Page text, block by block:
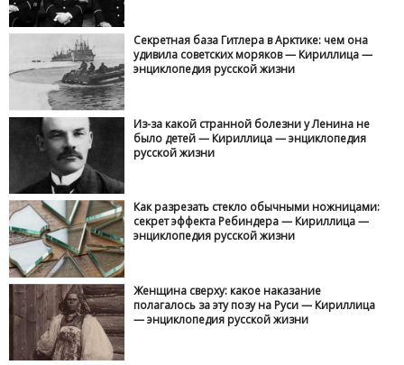
Секретная база Гитлера в Арктике: чем она
удивила советских моряков — Кириллица —
энциклопедия русской жизни
Из-за какой странной болезни у Ленина не
было детей — Кириллица — энциклопедия
русской жизни
Как разрезать стекло обычными ножницами:
секрет эффекта Ребиндера — Кириллица —
энциклопедия русской жизни
Женщина сверху: какое наказание
полагалось за эту позу на Руси — Кириллица
— энциклопедия русской жизни